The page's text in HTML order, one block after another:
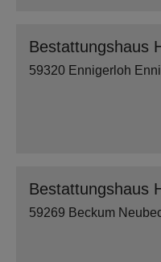
Bestattungshaus
59320 Ennigerloh
Bestattungshaus
59269 Beckum